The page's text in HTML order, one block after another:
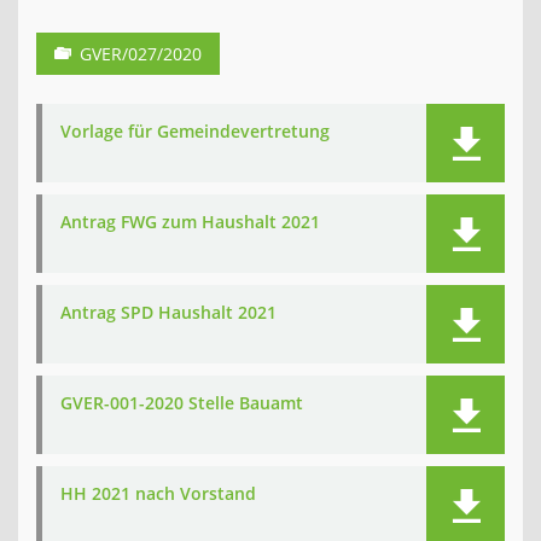
GVER/027/2020
Vorlage für Gemeindevertretung
Antrag FWG zum Haushalt 2021
Antrag SPD Haushalt 2021
GVER-001-2020 Stelle Bauamt
HH 2021 nach Vorstand